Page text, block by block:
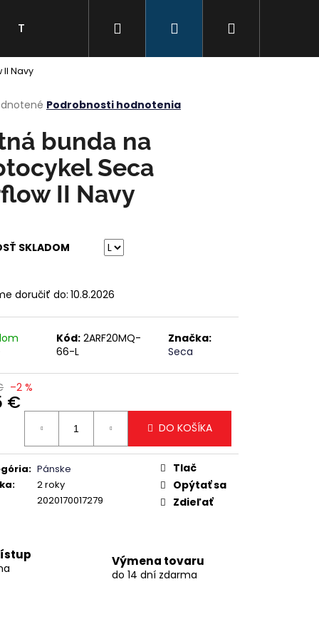
Tabuľka veľkostí Kontakty Značky
Hľadať Prihlásenie
Navy
Podrobnosti hodnotenia
bunda na
Seca
II Navy
SKLADOM
doručiť do: 10.8.2026
Kód: 2ARF20MQ-
66-L
Značka:
Seca
–2 %
€
DO KOŠÍKA
: Pánske
:
2 roky
2020170017279
Tlač
Opýtať sa
Zdieľať
Výmena tovaru
do 14 dní zdarma